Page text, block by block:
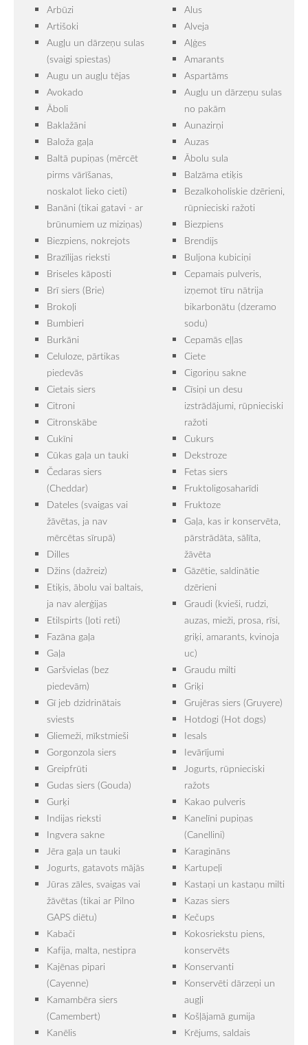
Arbūzi
Artišoki
Augļu un dārzeņu sulas
(svaigi spiestas)
Augu un augļu tējas
Avokado
Āboli
Baklažāni
Baloža gaļa
Baltā pupiņas (mērcēt
pirms vārīšanas,
noskalot lieko cieti)
Banāni (tikai gatavi - ar
brūnumiem uz miziņas)
Biezpiens, nokrejots
Brazīlijas rieksti
Briseles kāposti
Brī siers (Brie)
Brokoļi
Bumbieri
Burkāni
Celuloze, pārtikas
piedevās
Cietais siers
Citroni
Citronskābe
Cukīni
Cūkas gaļa un tauki
Čedaras siers
(Cheddar)
Dateles (svaigas vai
žāvētas, ja nav
mērcētas sīrupā)
Dilles
Džins (dažreiz)
Etiķis, ābolu vai baltais,
ja nav alerģijas
Etilspirts (ļoti reti)
Fazāna gaļa
Gaļa
Garšvielas (bez
piedevām)
Gī jeb dzidrinātais
sviests
Gliemeži, mīkstmieši
Gorgonzola siers
Greipfrūti
Gudas siers (Gouda)
Gurķi
Indijas rieksti
Ingvera sakne
Jēra gaļa un tauki
Jogurts, gatavots mājās
Jūras zāles, svaigas vai
žāvētas (tikai ar Pilno
GAPS diētu)
Kabači
Kafija, malta, nestipra
Kajēnas pipari
(Cayenne)
Kamambēra siers
(Camembert)
Kanēlis
Alus
Alveja
Aļģes
Amarants
Aspartāms
Augļu un dārzeņu sulas
no pakām
Aunazirņi
Auzas
Ābolu sula
Balzāma etiķis
Bezalkoholiskie dzērieni,
rūpnieciski ražoti
Biezpiens
Brendijs
Buljona kubiciņi
Cepamais pulveris,
izņemot tīru nātrija
bikarbonātu (dzeramo
sodu)
Cepamās eļļas
Ciete
Cigoriņu sakne
Cīsiņi un desu
izstrādājumi, rūpnieciski
ražoti
Cukurs
Dekstroze
Fetas siers
Fruktoligosaharīdi
Fruktoze
Gaļa, kas ir konservēta,
pārstrādāta, sālīta,
žāvēta
Gāzētie, saldinātie
dzērieni
Graudi (kvieši, rudzi,
auzas, mieži, prosa, rīsi,
griķi, amarants, kvinoja
uc)
Graudu milti
Griķi
Grujēras siers (Gruyere)
Hotdogi (Hot dogs)
Iesals
Ievārījumi
Jogurts, rūpnieciski
ražots
Kakao pulveris
Kanelīni pupiņas
(Canellini)
Karagināns
Kartupeļi
Kastaņi un kastaņu milti
Kazas siers
Kečups
Kokosriekstu piens,
konservēts
Konservanti
Konservēti dārzeņi un
augļi
Košļājamā gumija
Krējums, saldais